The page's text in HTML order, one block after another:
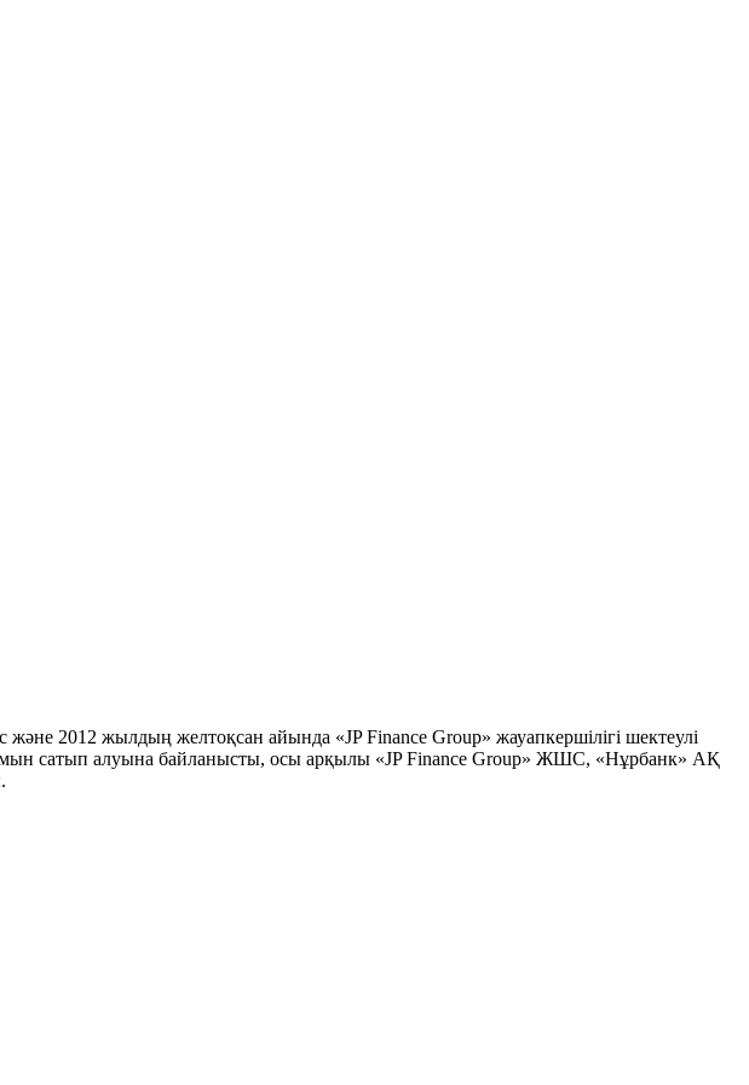
2012 жылдың желтоқсан айында «JP Finance Group» жауапкершілігі шектеулі
сатып алуына байланысты, осы арқылы «JP Finance Group» ЖШС, «Нұрбанк» АҚ